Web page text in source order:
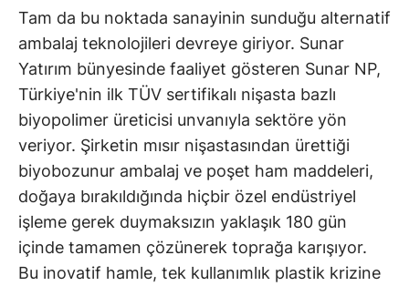
Tam da bu noktada sanayinin sunduğu alternatif
ambalaj teknolojileri devreye giriyor. Sunar
Yatırım bünyesinde faaliyet gösteren Sunar NP,
Türkiye'nin ilk TÜV sertifikalı nişasta bazlı
biyopolimer üreticisi unvanıyla sektöre yön
veriyor. Şirketin mısır nişastasından ürettiği
biyobozunur ambalaj ve poşet ham maddeleri,
doğaya bırakıldığında hiçbir özel endüstriyel
işleme gerek duymaksızın yaklaşık 180 gün
içinde tamamen çözünerek toprağa karışıyor.
Bu inovatif hamle, tek kullanımlık plastik krizine